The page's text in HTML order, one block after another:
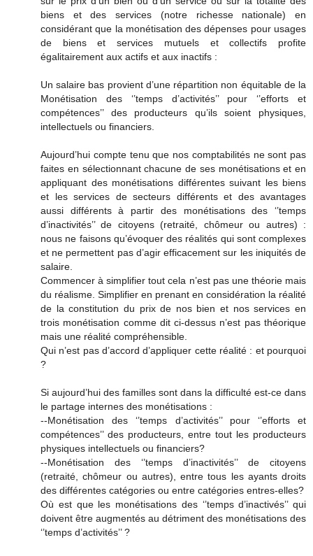
biens et des services (notre richesse nationale) en
considérant que la monétisation des dépenses pour usages
de biens et services mutuels et collectifs profite
égalitairement aux actifs et aux inactifs :
Un salaire bas provient d’une répartition non équitable de la
Monétisation des ‘’temps d’activités’’ pour ‘’efforts et
compétences’’ des producteurs qu’ils soient physiques,
intellectuels ou financiers.
Aujourd’hui compte tenu que nos comptabilités ne sont pas
faites en sélectionnant chacune de ses monétisations et en
appliquant des monétisations différentes suivant les biens
et les services de secteurs différents et des avantages
aussi différents à partir des monétisations des ‘’temps
d’inactivités’’ de citoyens (retraité, chômeur ou autres) :
nous ne faisons qu’évoquer des réalités qui sont complexes
et ne permettent pas d’agir efficacement sur les iniquités de
salaire.
Commencer à simplifier tout cela n’est pas une théorie mais
du réalisme. Simplifier en prenant en considération la réalité
de la constitution du prix de nos bien et nos services en
trois monétisation comme dit ci-dessus n’est pas théorique
mais une réalité compréhensible.
Qui n’est pas d’accord d’appliquer cette réalité : et pourquoi
?
Si aujourd’hui des familles sont dans la difficulté est-ce dans
le partage internes des monétisations :
--Monétisation des ‘’temps d’activités’’ pour ‘’efforts et
compétences’’ des producteurs, entre tout les producteurs
physiques intellectuels ou financiers?
--Monétisation des ‘’temps d’inactivités’’ de citoyens
(retraité, chômeur ou autres), entre tous les ayants droits
des différentes catégories ou entre catégories entres-elles?
Où est que les monétisations des ‘’temps d’inactivés’’ qui
doivent être augmentés au détriment des monétisations des
‘’temps d’activités’’ ?